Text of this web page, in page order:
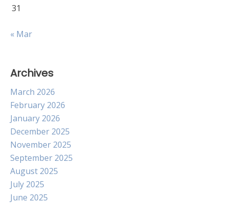
31
« Mar
Archives
March 2026
February 2026
January 2026
December 2025
November 2025
September 2025
August 2025
July 2025
June 2025